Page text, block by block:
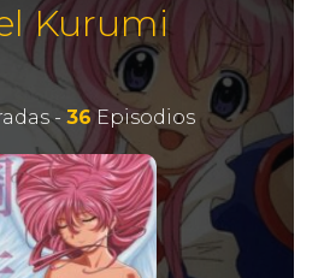
Kurumi
- 36 Episodios